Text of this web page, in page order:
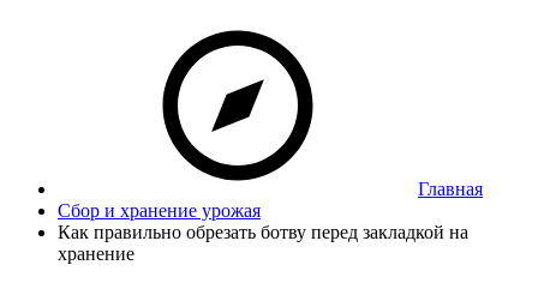
Главная
Сбор и хранение урожая
Как правильно обрезать ботву перед закладкой на
хранение